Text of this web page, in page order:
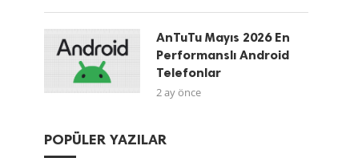
AnTuTu Mayıs 2026 En
Performanslı Android
Telefonlar
2 ay önce
POPÜLER YAZILAR